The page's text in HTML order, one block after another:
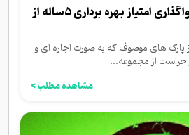
آگهی مزایده: اجاره و واگذاری امتیاز بهره برداری ۵ساله از
های موصوف که به صورت اجاره ای و
از مجموعه...
مشاهده مطلب >